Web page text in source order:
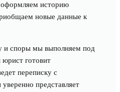
оформляем историю
новые данные к
и споры мы выполняем под
готовит
переписку с
представляет